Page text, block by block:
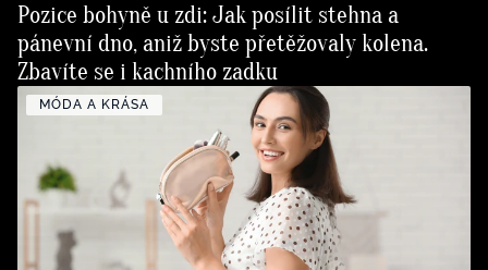
Pozice bohyně u zdi: Jak posílit stehna a
pánevní dno, aniž byste přetěžovaly kolena.
Zbavíte se i kachního zadku
MÓDA A KRÁSA